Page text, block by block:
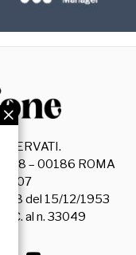
78 – 00186 ROMA
del 15/12/1953
al n. 33049